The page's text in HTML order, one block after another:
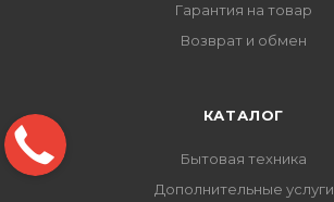
Гарантия на товар
Возврат и обмен
КАТАЛОГ
Бытовая техника
Дополнительные услуги